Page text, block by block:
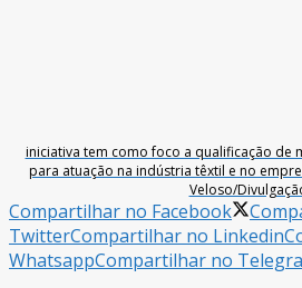
iniciativa tem como foco a qualificação de
para atuação na indústria têxtil e no
Veloso/
Compartilhar no Facebook
TwitterCompartilhar no Linkedin
WhatsappCompartilhar no